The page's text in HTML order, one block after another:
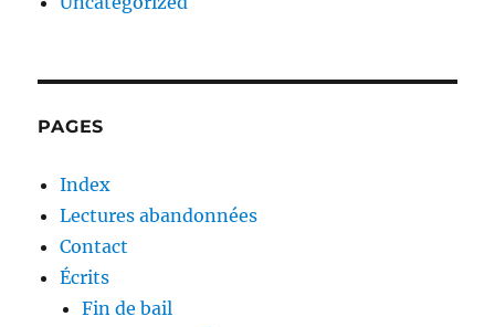
PAGES
Index
Lectures abandonnées
Contact
Écrits
Fin de bail